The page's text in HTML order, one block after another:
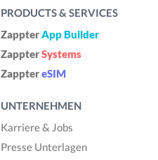
PRODUCTS & SERVICES
Zappter App Builder
ZappterSystems
ZapptereSIM
UNTERNEHMEN
Karriere & Jobs
Presse Unterlagen